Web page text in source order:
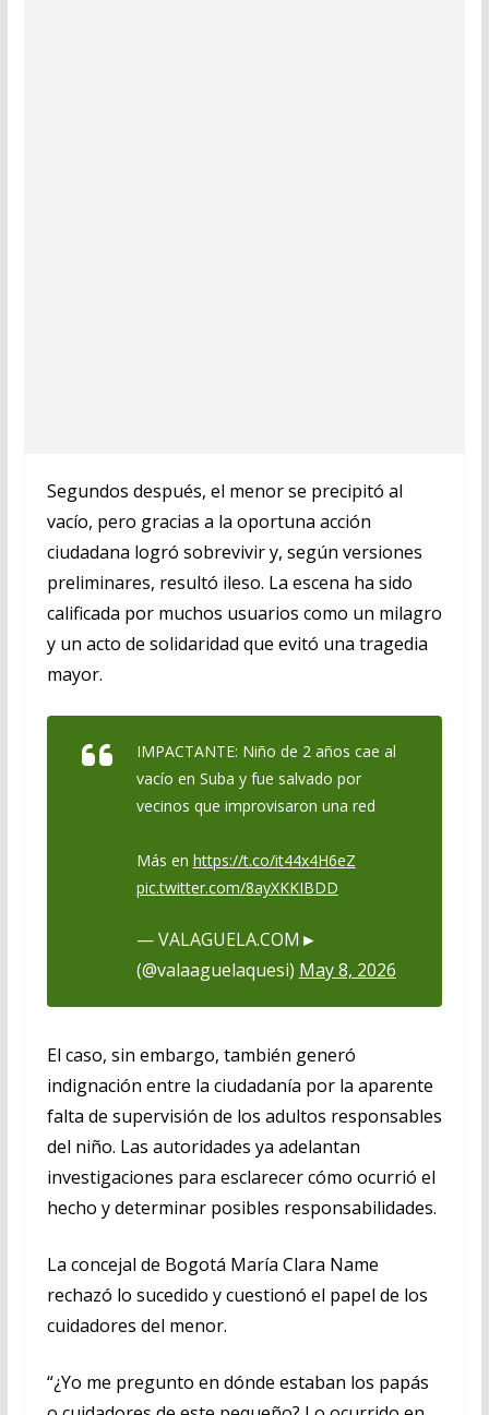
Segundos después, el menor se precipitó al
vacío, pero gracias a la oportuna acción
ciudadana logró sobrevivir y, según versiones
preliminares, resultó ileso. La escena ha sido
calificada por muchos usuarios como un milagro
y un acto de solidaridad que evitó una tragedia
mayor.
IMPACTANTE: Niño de 2 años cae al
vacío en Suba y fue salvado por
vecinos que improvisaron una red
Más en https://t.co/it44x4H6eZ
pic.twitter.com/8ayXKKIBDD
— VALAGUELA.COM►
(@valaaguelaquesi) May 8, 2026
El caso, sin embargo, también generó
indignación entre la ciudadanía por la aparente
falta de supervisión de los adultos responsables
del niño. Las autoridades ya adelantan
investigaciones para esclarecer cómo ocurrió el
hecho y determinar posibles responsabilidades.
La concejal de Bogotá María Clara Name
rechazó lo sucedido y cuestionó el papel de los
cuidadores del menor.
“¿Yo me pregunto en dónde estaban los papás